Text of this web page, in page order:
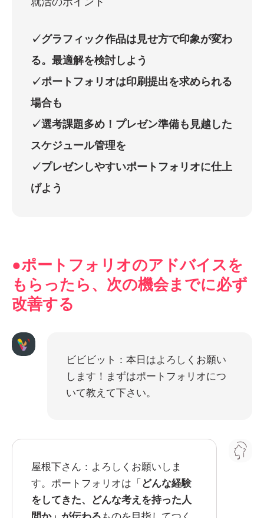
✓グラフィック作品は見せ方で印象が変わ
る。最適解を検討しよう
✓ポートフォリオは印刷提出を求められる
場合も
✓選考課題多め！プレゼン準備も見越した
スケジュール管理を
✓プレゼンしやすいポートフォリオに仕上
げよう
●ポートフォリオのアドバイスを
もらったら、次の機会までに必ず
改善する
ビビビット：本日はよろしくお願い
します！まずはポートフォリオにつ
いて教えて下さい。
屋根下さん：よろしくお願いしま
す。ポートフォリオは「どんな経験
をしてきた、どんな考えを持った人